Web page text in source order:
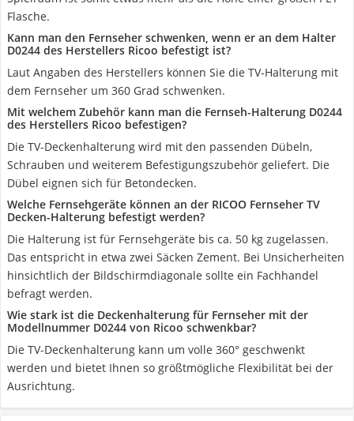
Flasche.
Kann man den Fernseher schwenken, wenn er an dem Halter
D0244 des Herstellers Ricoo befestigt ist?
Laut Angaben des Herstellers können Sie die TV-Halterung mit
dem Fernseher um 360 Grad schwenken.
Mit welchem Zubehör kann man die Fernseh-Halterung D0244
des Herstellers Ricoo befestigen?
Die TV-Deckenhalterung wird mit den passenden Dübeln,
Schrauben und weiterem Befestigungszubehör geliefert. Die
Dübel eignen sich für Betondecken.
Welche Fernsehgeräte können an der RICOO Fernseher TV
Decken-Halterung befestigt werden?
Die Halterung ist für Fernsehgeräte bis ca. 50 kg zugelassen.
Das entspricht in etwa zwei Säcken Zement. Bei Unsicherheiten
hinsichtlich der Bildschirmdiagonale sollte ein Fachhandel
befragt werden.
Wie stark ist die Deckenhalterung für Fernseher mit der
Modellnummer D0244 von Ricoo schwenkbar?
Die TV-Deckenhalterung kann um volle 360° geschwenkt
werden und bietet Ihnen so größtmögliche Flexibilität bei der
Ausrichtung.